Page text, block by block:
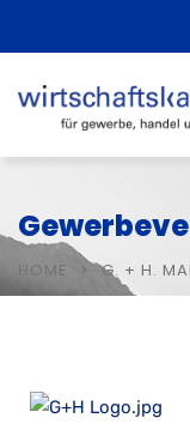
HOME G. + H.